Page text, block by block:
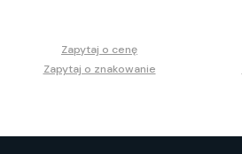
Zapytaj o cenę
Zapytaj o znakowanie